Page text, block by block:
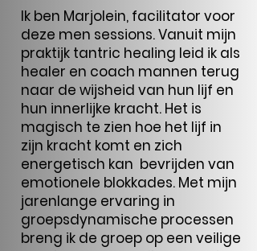
Ik ben Marjolein, facilitator voor
deze men sessions. Vanuit mijn
praktijk tantric healing leid ik als
healer en coach mannen terug
naar de wijsheid van hun lijf en
hun innerlijke kracht. Het is
magisch te zien hoe het lijf in
zijn kracht komt en zich
energetisch kan bevrijden van
emotionele blokkades. Met mijn
jarenlange ervaring in
groepsdynamische processen
breng ik de groep op een veilige